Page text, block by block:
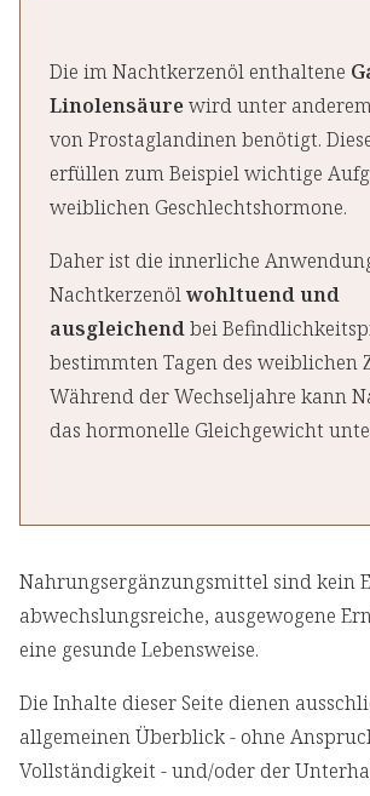
Die im Nachtkerzenöl enthaltene
Linolensäurewird unter
von Prostaglandinen benötigt.
erfüllen zum Beispiel wichtige
weiblichen Geschlechtshormone.
Daher ist die innerliche
Nachtkerzenölwohltuend und
ausgleichendbei
bestimmten Tagen des weiblichen
Während der Wechseljahre kann
das hormonelle Gleichgewicht
Nahrungsergänzungsmittel sind kein
abwechslungsreiche, ausgewogene
eine gesunde Lebensweise.
Die Inhalte dieser Seite dienen
allgemeinen Überblick - ohne
Vollständigkeit - und/oder der